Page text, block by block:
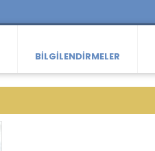
BILGILENDIRMELER